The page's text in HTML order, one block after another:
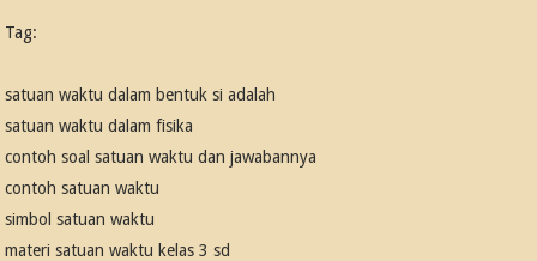
Tag:
satuan waktu dalam bentuk si adalah
satuan waktu dalam fisika
contoh soal satuan waktu dan jawabannya
contoh satuan waktu
simbol satuan waktu
materi satuan waktu kelas 3 sd